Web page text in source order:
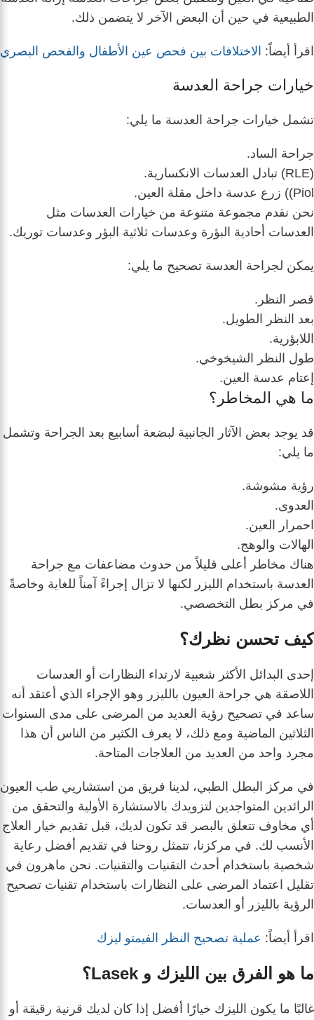
الطبيعية في حين أن البعض الآخر لا يتضمن ذلك.
اقرأ أيضاً: الاختلافات بين فحص عين الأطفال والفحص البصري
خيارات جراحة العدسة
تشمل خيارات جراحة العدسة ما يلي:
جراحة الساد.
(RLE) تبادل العدسات الانكسارية.
Piol)) زرع عدسة داخل مقلة العين.
نحن نقدم مجموعة متنوعة من خيارات العدسات مثل
العدسات أحادية البؤرة وعدسات ثلاثية البؤر وعدسات توريك.
يمكن لجراحة العدسة تصحيح ما يلي:
قصر النظر.
بعد النظر الطويل.
اللابؤرية.
طول النظر الشيخوخي.
إعتام عدسة العين.
ما هي المخاطر؟
قد يوجد بعض الآثار الجانبية لبضعة أسابيع بعد الجراحة وتشمل
ما يلي:
رؤية مشوشة.
العدوى.
احمرار العين.
الهالات والوهج.
هناك مخاطر أعلى قليلاً من حدوث مضاعفات مع جراحة
العدسة باستخدام الليزر لكنها لا تزال إجراءً آمناً للغاية وخاصةً
في مركز بطل التخصصي.
كيف تحسن نظرك؟
إحدى البدائل الأكثر شعبية لارتداء النظارات أو العدسات
اللاصقة هي جراحة العيون بالليزر وهو الإجراء الذي أعتقد أنه
ساعد في تصحيح رؤية العديد من المرضى على مدى السنوات
الثلاثين الماضية ومع ذلك، لا يعرف الكثير من الناس أن هذا
مجرد واحد من العديد من العلاجات المتاحة.
في مركز البطل الطبي، لدينا فريق من استشاريي طب العيون
الرائدين المتواجدين لتزويدك بالاستشارة الأولية والتحقق من
أي مخاوف تتعلق بالبصر قد تكون لديك، قبل تقديم خيار العلاج
الأنسب لك. في مركزنا، تتمثل روحنا في تقديم أفضل رعاية
شخصية باستخدام أحدث التقنيات والتقنيات. نحن ماهرون في
تقليل اعتماد المرضى على النظارات باستخدام تقنيات تصحيح
الرؤية بالليزر أو العدسات.
اقرأ أيضاً: عملية تصحيح النظر الفيمتو ليزك
ما هو الفرق بين الليزك و Lasek؟
غالبًا ما يكون الليزك خيارًا أفضل إذا كان لديك قرنية رقيقة أو